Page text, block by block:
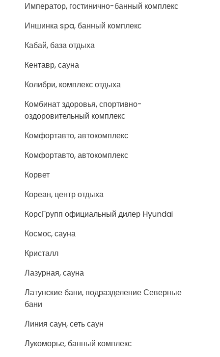
Император, гостинично-банный комплекс
Иншинка spa, банный комплекс
Кабай, база отдыха
Кентавр, сауна
Колибри, комплекс отдыха
Комбинат здоровья, спортивно-
оздоровительный комплекс
Комфортавто, автокомплекс
Комфортавто, автокомплекс
Корвет
Кореан, центр отдыха
КорсГрупп официальный дилер Hyundai
Космос, сауна
Кристалл
Лазурная, сауна
Латунские бани, подразделение Северные
бани
Линия саун, сеть саун
Лукоморье, банный комплекс